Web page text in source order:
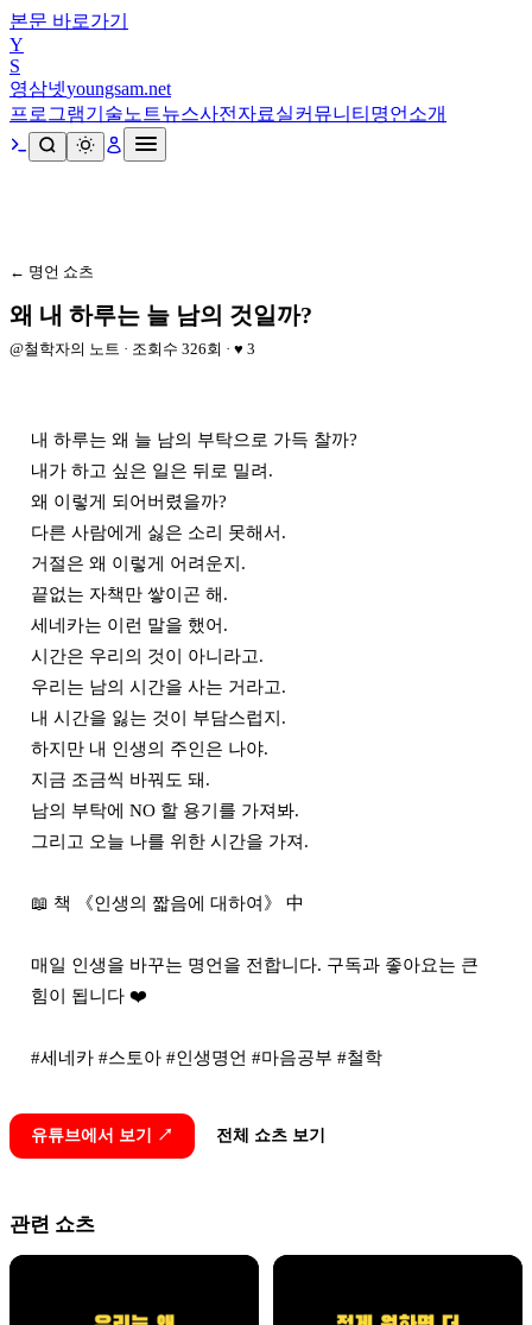
본문 바로가기
Y
S
영삼넷youngsam.net
프로그램기술노트뉴스사전 자료실커뮤니티 명언 소개
← 명언 쇼츠
왜 내 하루는 늘 남의 것일까?
@철학자의 노트 · 조회수 326회 · ♥ 3
내 하루는 왜 늘 남의 부탁으로 가득 찰까?
내가 하고 싶은 일은 뒤로 밀려.
왜 이렇게 되어버렸을까?
다른 사람에게 싫은 소리 못해서.
거절은 왜 이렇게 어려운지.
끝없는 자책만 쌓이곤 해.
세네카는 이런 말을 했어.
시간은 우리의 것이 아니라고.
우리는 남의 시간을 사는 거라고.
내 시간을 잃는 것이 부담스럽지.
하지만 내 인생의 주인은 나야.
지금 조금씩 바꿔도 돼.
남의 부탁에 NO 할 용기를 가져봐.
그리고 오늘 나를 위한 시간을 가져.
📖 책 《인생의 짧음에 대하여》 中
매일 인생을 바꾸는 명언을 전합니다. 구독과 좋아요는 큰
힘이 됩니다 ❤️
#세네카 #스토아 #인생명언 #마음공부 #철학
유튜브에서 보기 ↗ 전체 쇼츠 보기
관련 쇼츠